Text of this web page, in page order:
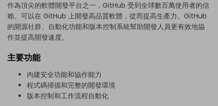
作為頂尖的軟體開發平台之一，GitHub 受到全球數百萬使用者的信
賴。可以在 GitHub 上開發高品質軟體，從而提高生產力。GitHub
的開源社群、自動化功能和版本控制系統幫助開發人員更有效地協
作並提高開發速度。
主要功能
內建安全功能和協作能力
程式碼掃描和完整的開發環境
版本控制和工作流程自動化